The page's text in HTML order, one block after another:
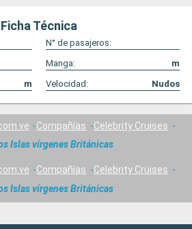
Ficha Técnica
N° de pasajeros:
Manga:
m
m Velocidad: Nudos
Compañías
Celebrity Cruises
Islas vírgenes Británicas
Compañías
Celebrity Cruises
Islas vírgenes Británicas